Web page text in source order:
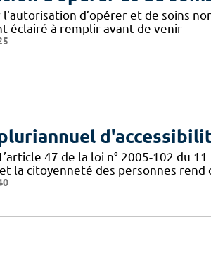
l'autorisation d’opérer et de soins
éclairé à remplir avant de venir
47 de la loi n° 2005-102 du
la citoyenneté des personnes